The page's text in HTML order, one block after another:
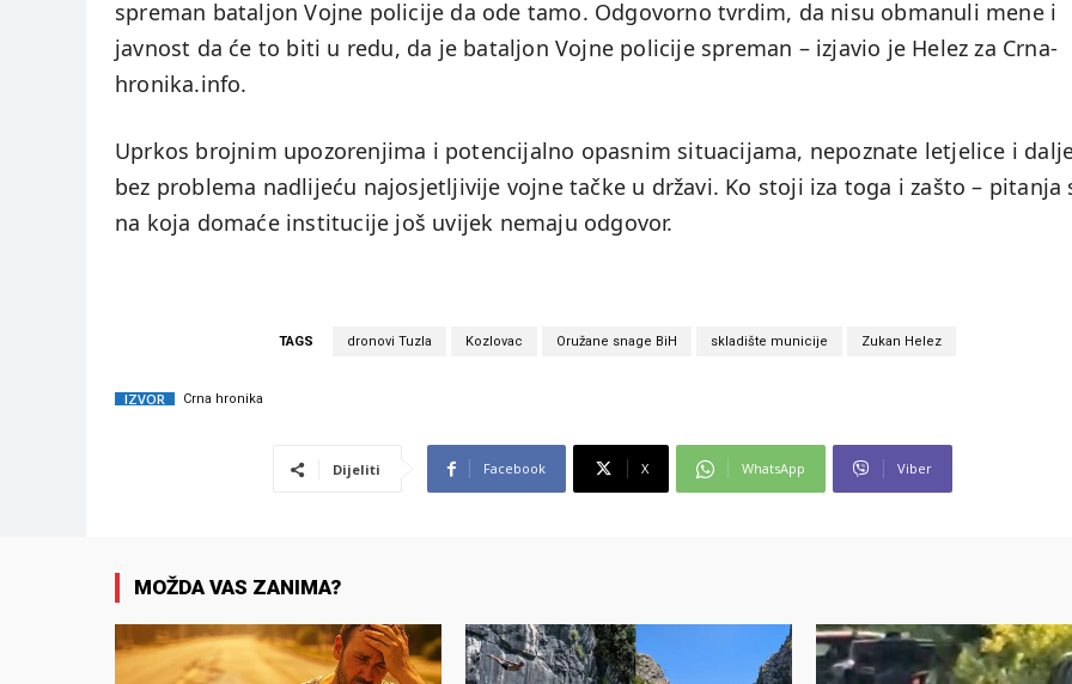
spreman bataljon Vojne policije da ode tamo. Odgovorno tvrdim, da nisu obmanuli mene i
javnost da će to biti u redu, da je bataljon Vojne policije spreman – izjavio je Helez za Crna-
hronika.info.
Uprkos brojnim upozorenjima i potencijalno opasnim situacijama, nepoznate letjelice i
bez problema nadlijeću najosjetljivije vojne tačke u državi. Ko stoji iza toga i zašto – pitanja
na koja domaće institucije još uvijek nemaju odgovor.
TAGS dronovi Tuzla Kozlovac Oružane snage BiH skladište municije Zukan Helez
IZVOR Crna hronika
Dijeliti Facebook X WhatsApp Viber
MOŽDA VAS ZANIMA?